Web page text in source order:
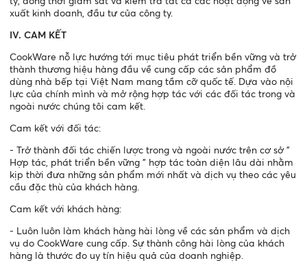
xuất kinh doanh, đầu tư của công ty.
IV. CAM KẾT
CookWare nỗ lực hướng tới mục tiêu phát triển bền vững và trở
thành thương hiệu hàng đầu về cung cấp các sản phẩm đồ
dùng nhà bếp tại Việt Nam mang tầm cỡ quốc tế. Dựa vào nội
lực của chính mình và mở rộng hợp tác với các đối tác trong và
ngoài nước chúng tôi cam kết.
Cam kết với đối tác:
- Trở thành đối tác chiến lược trong và ngoài nước trên cơ sở "
Hợp tác, phát triển bền vững " hợp tác toàn diện lâu dài nhằm
kịp thời đưa những sản phẩm mới nhất và dịch vụ theo các yêu
cầu đặc thù của khách hàng.
Cam kết với khách hàng:
- Luôn luôn làm khách hàng hài lòng về các sản phẩm và dịch
vụ do CookWare cung cấp. Sự thành công hài lòng của khách
hàng là thước đo uy tín hiệu quả của doanh nghiệp.